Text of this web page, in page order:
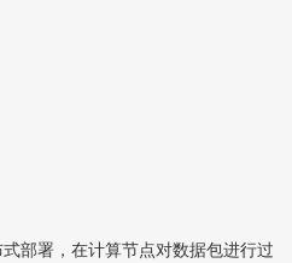
部署，在计算节点对数据包进行过